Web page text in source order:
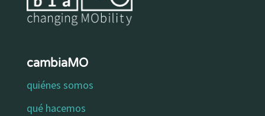
cambiaMO
quiénes somos
qué hacemos